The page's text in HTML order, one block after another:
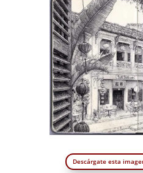
Descárgate esta